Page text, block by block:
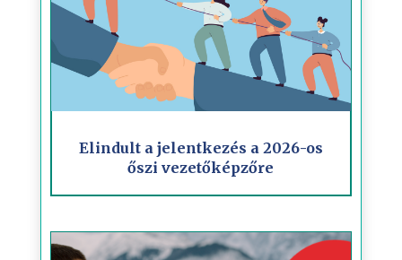
Elindult a jelentkezés a 2026-os
őszi vezetőképzőre